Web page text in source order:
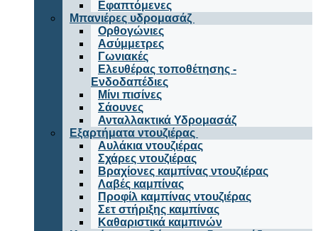
Εφαπτόμενες
Μπανιέρες υδρομασάζ
Ορθογώνιες
Ασύμμετρες
Γωνιακές
Ελευθέρας τοποθέτησης -
Ενδοδαπέδιες
Μίνι πισίνες
Σάουνες
Ανταλλακτικά Υδρομασάζ
Εξαρτήματα ντουζιέρας
Αυλάκια ντουζιέρας
Σχάρες ντουζιέρας
Βραχίονες καμπίνας ντουζιέρας
Λαβές καμπίνας
Προφίλ καμπίνας ντουζιέρας
Σετ στήριξης καμπίνας
Καθαριστικά καμπινών